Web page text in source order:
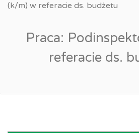
(k/m) w referacie ds. budżetu
Praca:
referacie ds.